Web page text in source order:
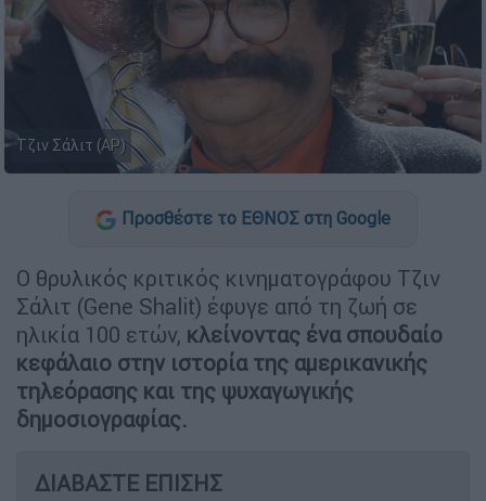
Τζιν Σάλιτ (AP)
Προσθέστε το ΕΘΝΟΣ στη Google
Ο θρυλικός κριτικός κινηματογράφου Τζιν
Σάλιτ (Gene Shalit) έφυγε από τη ζωή σε
ηλικία 100 ετών, κλείνοντας ένα σπουδαίο
κεφάλαιο στην ιστορία της αμερικανικής
τηλεόρασης και της ψυχαγωγικής
δημοσιογραφίας.
ΔΙΑΒΑΣΤΕ ΕΠΙΣΗΣ